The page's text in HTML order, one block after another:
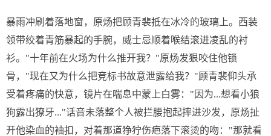
暴雨冲刷着落地窗，原炀把顾青裴抵在冰冷的玻璃上。西装
领带绞着青筋暴起的手腕，威士忌顺着喉结滚进凌乱的衬
衫。"十年前在火场为什么推开我？"原炀发狠咬住他锁
骨，"现在又为什么把竞标书故意泄露给我？"顾青裴仰头承
受着疼痛的快意，镜片在喘息中蒙上白雾："因为...想看小狼
狗露出獠牙..."话音未落整个人被拦腰抱起摔进沙发，原炀扯
开他染血的袖扣，对着那道狰狞伤疤落下滚烫的吻："那就看